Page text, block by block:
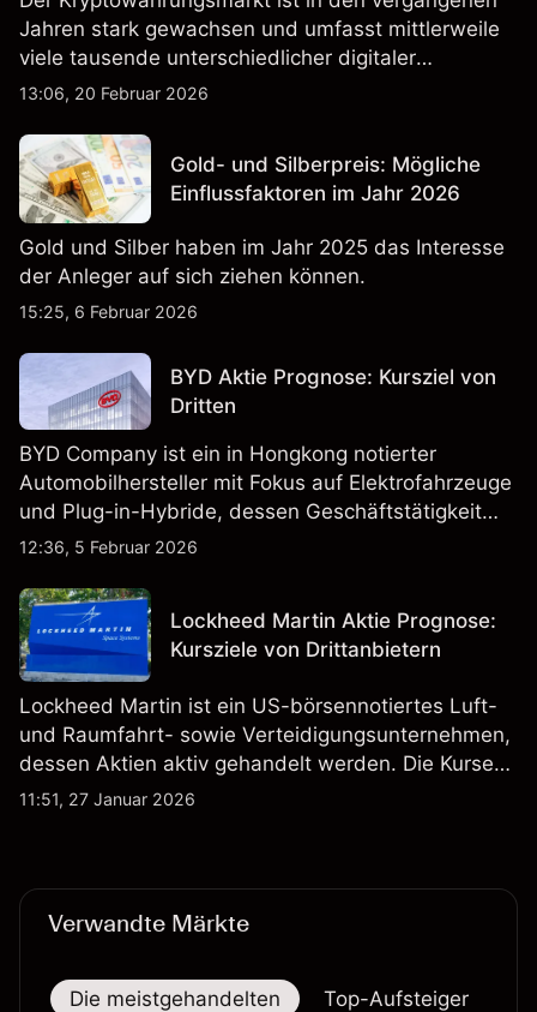
Jahren stark gewachsen und umfasst mittlerweile
viele tausende unterschiedlicher digitaler
Währungen.
13:06, 20 Februar 2026
Gold- und Silberpreis: Mögliche
Einflussfaktoren im Jahr 2026
Gold und Silber haben im Jahr 2025 das Interesse
der Anleger auf sich ziehen können.
15:25, 6 Februar 2026
BYD Aktie Prognose: Kursziel von
Dritten
BYD Company ist ein in Hongkong notierter
Automobilhersteller mit Fokus auf Elektrofahrzeuge
und Plug-in-Hybride, dessen Geschäftstätigkeit
Fahrzeugproduktion, Batterien und verwandte
Märkten umfasst.
12:36, 5 Februar 2026
Lockheed Martin Aktie Prognose:
Kursziele von Drittanbietern
Lockheed Martin ist ein US-börsennotiertes Luft-
und Raumfahrt- sowie Verteidigungsunternehmen,
dessen Aktien aktiv gehandelt werden. Die Kurse
werden von Unternehmensergebnissen,
11:51, 27 Januar 2026
Verwandte Märkte
Die meistgehandelten Top-Aufsteiger